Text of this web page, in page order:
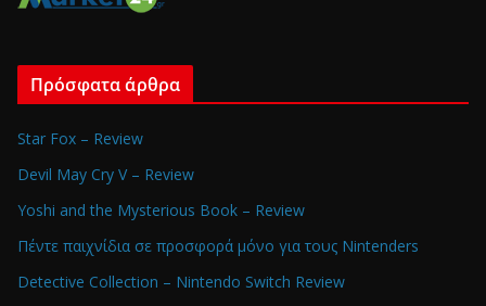
Πρόσφατα άρθρα
Star Fox – Review
Devil May Cry V – Review
Yoshi and the Mysterious Book – Review
Πέντε παιχνίδια σε προσφορά μόνο για τους Nintenders
Detective Collection – Nintendo Switch Review